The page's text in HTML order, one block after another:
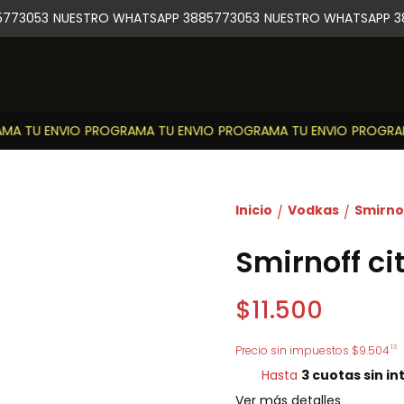
TU ENVIO PROGRAMA TU ENVIO PROGRAMA TU ENVIO
NUESTRO WHATSAPP 3885773053 NUESTRO WHATSAPP
Inicio / Vodkas /
Smirnoff
$11.500
Precio sin impuestos $9.50413
Hasta 3 cuotas sin
Ver más detalles